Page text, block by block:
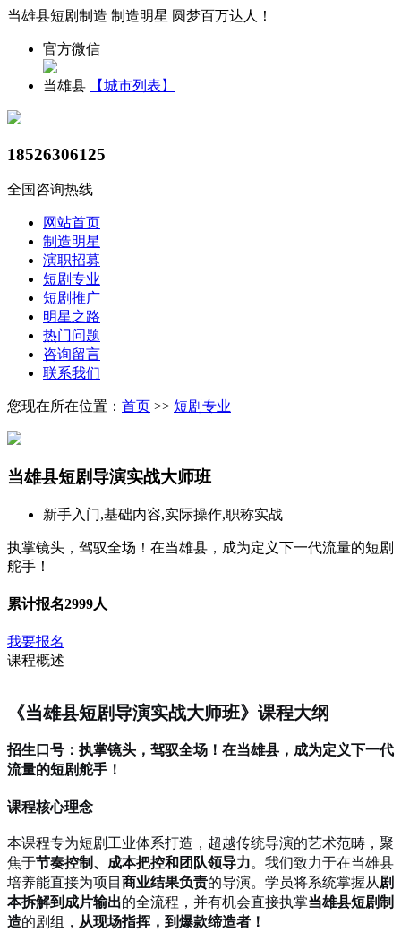
当雄县短剧制造 制造明星 圆梦百万达人！
官方微信
当雄县 【城市列表】
18526306125
全国咨询热线
网站首页
制造明星
演职招募
短剧专业
短剧推广
明星之路
热门问题
咨询留言
联系我们
您现在所在位置： 首页 >> 短剧专业
当雄县短剧导演实战大师班
新手入门,基础内容,实际操作,职称实战
执掌镜头，驾驭全场！在当雄县，成为定义下一代流量的短剧
舵手！
累计报名2999人
我要报名
课程概述
《当雄县短剧导演实战大师班》课程大纲
招生口号：执掌镜头，驾驭全场！在当雄县，成为定义下一代
流量的短剧舵手！
课程核心理念
本课程专为短剧工业体系打造，超越传统导演的艺术范畴，聚
焦于节奏控制、成本把控和团队领导力。我们致力于在当雄县
培养能直接为项目商业结果负责的导演。学员将系统掌握从剧
本拆解到成片输出的全流程，并有机会直接执掌当雄县短剧制
造的剧组， 从现场指挥，到爆款缔造者！